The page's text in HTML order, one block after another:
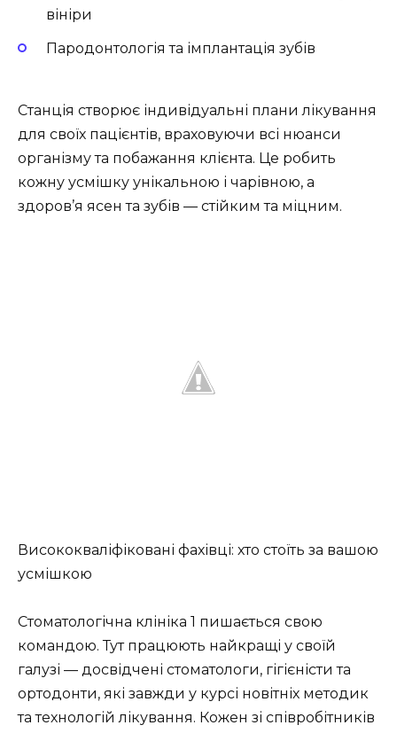
вініри
Пародонтологія та імплантація зубів
Станція створює індивідуальні плани лікування
для своїх пацієнтів, враховуючи всі нюанси
організму та побажання клієнта. Це робить
кожну усмішку унікальною і чарівною, а
здоров’я ясен та зубів — стійким та міцним.
Висококваліфіковані фахівці: хто стоїть за вашою
усмішкою
Стоматологічна клініка 1 пишається свою
командою. Тут працюють найкращі у своїй
галузі — досвідчені стоматологи, гігієністи та
ортодонти, які завжди у курсі новітніх методик
та технологій лікування. Кожен зі співробітників